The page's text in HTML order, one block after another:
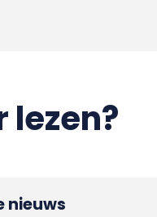
lezen?
nieuws